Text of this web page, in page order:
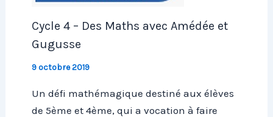
Cycle 4 – Des Maths avec Amédée et
Gugusse
9 octobre 2019
Un défi mathémagique destiné aux élèves
de 5ème et 4ème, qui a vocation à faire